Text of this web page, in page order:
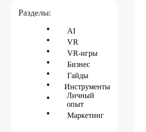
Разделы:
AI
VR
VR-игры
Бизнес
Гайды
Инструменты
Личный
опыт
Маркетинг